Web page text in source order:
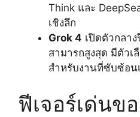
Think และ
เชิงลึก
Grok 4 เปิดตัวกลา
สามารถสูงสุด มีตัวเ
สำหรับงานที่ซับซ้อน
ฟีเจอร์เด่นข